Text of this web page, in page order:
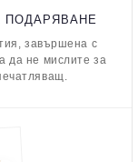
ПОДАРЯВАНЕ
завършена с
да не мислите за